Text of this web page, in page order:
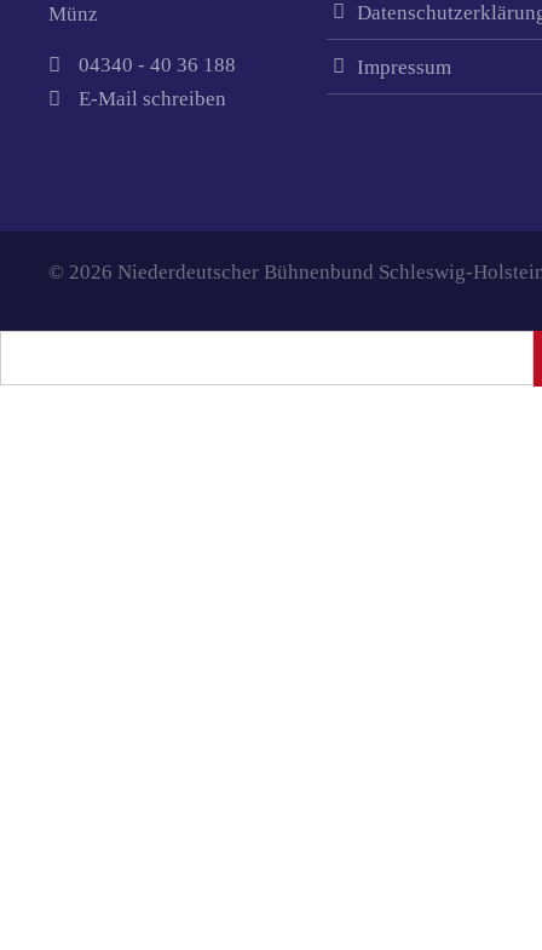
Münz
04340 - 40 36 188
E-Mail schreiben
Impressum
© 2026 Niederdeutscher Bühnenbund Schleswig-